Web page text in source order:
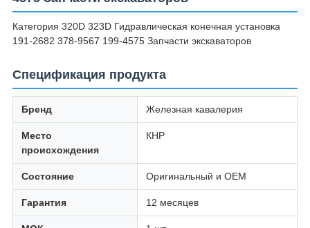
Категория 320D 323D Гидравлическая конечная установка
191-2682 378-9567 199-4575 Запчасти экскаваторов
Спецификация продукта
Бренд Железная кавалерия
Место
происхождения
КНР
Состояние Оригинальный и OEM
Гарантия 12 месяцев